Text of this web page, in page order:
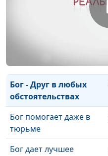
молиться?
Бог - Друг в любых
обстоятельствах
Бог помогает даже в
тюрьме
Бог дает лучшее